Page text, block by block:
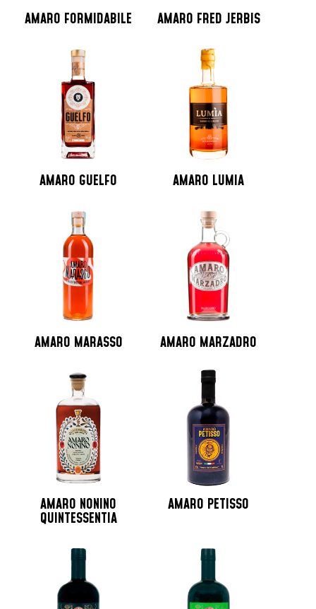
AMARO FORMIDABILE AMARO FRED JERBIS
AMARO GUELFO AMARO LUMIA
AMARO MARASSO AMARO MARZADRO
AMARO NONINO
QUINTESSENTIA
AMARO PETISSO